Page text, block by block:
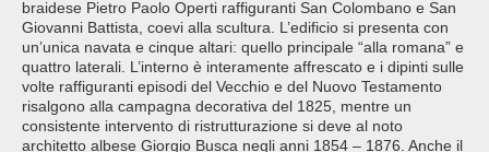
braidese Pietro Paolo Operti raffiguranti San Colombano e San
Giovanni Battista, coevi alla scultura. L’edificio si presenta con
un’unica navata e cinque altari: quello principale “alla romana” e
quattro laterali. L’interno è interamente affrescato e i dipinti sulle
volte raffiguranti episodi del Vecchio e del Nuovo Testamento
risalgono alla campagna decorativa del 1825, mentre un
consistente intervento di ristrutturazione si deve al noto
architetto albese Giorgio Busca negli anni 1854 – 1876. Anche il